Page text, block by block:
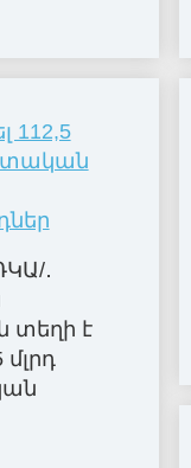
112,5
․
տեղի է
մլրդ